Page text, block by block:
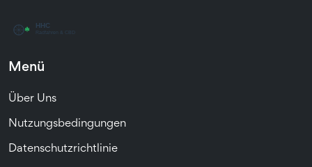
Menü
Über Uns
Nutzungsbedingungen
Datenschutzrichtlinie